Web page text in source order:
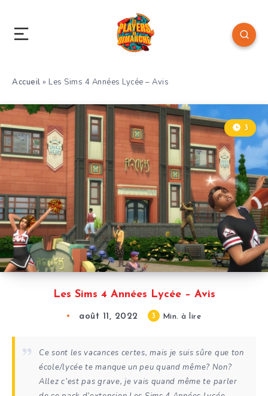
Accueil » Les Sims 4 Années Lycée – Avis
Les Sims 4 Années Lycée – Avis
3
août 11, 2022 3 Min. à lire
Ce sont les vacances certes, mais je suis sûre que ton
école/lycée te manque un peu quand même? Non?
Allez c’est pas grave, je vais quand même te parler